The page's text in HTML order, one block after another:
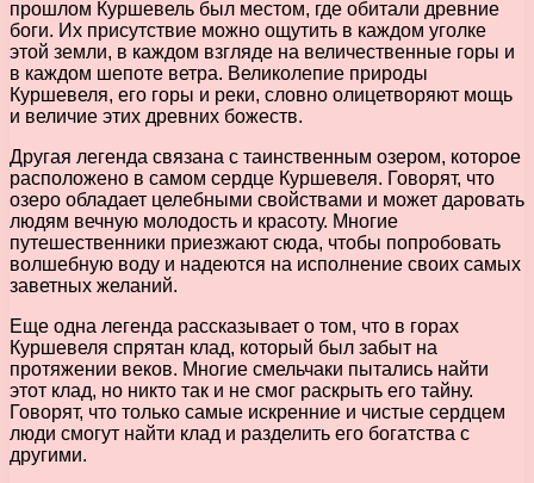
прошлом Куршевель был местом, где обитали древние
боги. Их присутствие можно ощутить в каждом уголке
этой земли, в каждом взгляде на величественные горы и
в каждом шепоте ветра. Великолепие природы
Куршевеля, его горы и реки, словно олицетворяют мощь
и величие этих древних божеств.
Другая легенда связана с таинственным озером, которое
расположено в самом сердце Куршевеля. Говорят, что
озеро обладает целебными свойствами и может даровать
людям вечную молодость и красоту. Многие
путешественники приезжают сюда, чтобы попробовать
волшебную воду и надеются на исполнение своих самых
заветных желаний.
Еще одна легенда рассказывает о том, что в горах
Куршевеля спрятан клад, который был забыт на
протяжении веков. Многие смельчаки пытались найти
этот клад, но никто так и не смог раскрыть его тайну.
Говорят, что только самые искренние и чистые сердцем
люди смогут найти клад и разделить его богатства с
другими.